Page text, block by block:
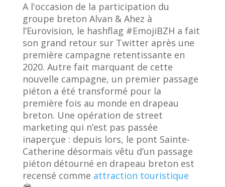
A l'occasion de la participation du
groupe breton Alvan & Ahez à
l’Eurovision, le hashflag #EmojiBZH a fait
son grand retour sur Twitter après une
première campagne retentissante en
2020. Autre fait marquant de cette
nouvelle campagne, un premier passage
piéton a été transformé pour la
première fois au monde en drapeau
breton. Une opération de street
marketing qui n’est pas passée
inaperçue : depuis lors, le pont Sainte-
Catherine désormais vêtu d’un passage
piéton détourné en drapeau breton est
recensé comme attraction touristique